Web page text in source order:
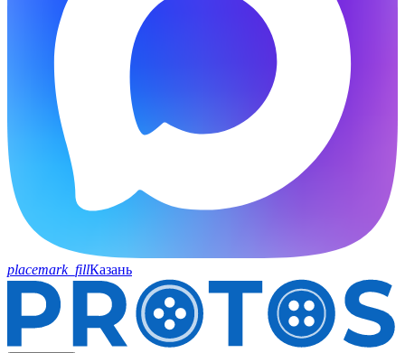
placemark_fillКазань